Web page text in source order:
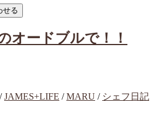
オードブルで！！
/JAMES+LIFE /MARU / シェフ日記